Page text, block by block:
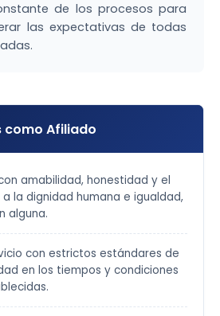
de los procesos para
las expectativas de todas
como Afiliado
amabilidad, honestidad y el
la dignidad humana e igualdad,
alguna.
con estrictos estándares de
en los tiempos y condiciones